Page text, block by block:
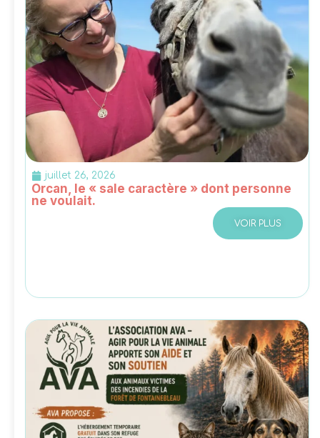
juillet 26, 2026
Orcan, le « sale caractère » dont personne
ne voulait.
VOIR PLUS